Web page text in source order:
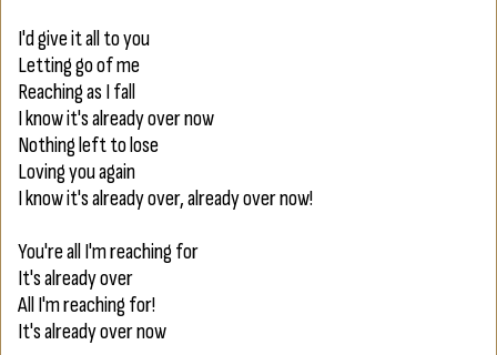
I'd give it all to you
Letting go of me
Reaching as I fall
I know it's already over now
Nothing left to lose
Loving you again
I know it's already over, already over now!
You're all I'm reaching for
It's already over
All I'm reaching for!
It's already over now